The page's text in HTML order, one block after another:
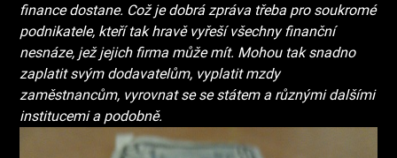
finance dostane. Což je dobrá zpráva třeba pro soukromé
podnikatele, kteří tak hravě vyřeší všechny finanční
nesnáze, jež jejich firma může mít. Mohou tak snadno
zaplatit svým dodavatelům, vyplatit mzdy
zaměstnancům, vyrovnat se se státem a různými dalšími
institucemi a podobně.